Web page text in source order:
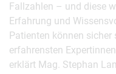
Fallzahlen – und diese
Erfahrung und
Patienten können sicher
erfahrensten
erklärt Mag. Stephan